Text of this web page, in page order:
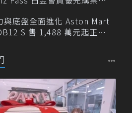
與底盤全面進化 Aston Mart
S 售 1,488 萬元起正式